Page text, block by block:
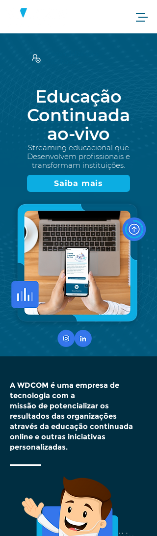
Educação
Continuada
ao-vivo
Streaming educacional que
Desenvolvem profissionais e
transformam instituições.
Saiba mais
A WDCOM é uma empresa de
tecnologia com a
missão de potencializar os
resultados das organizações
através da educação continuada
online e outras iniciativas
personalizadas.